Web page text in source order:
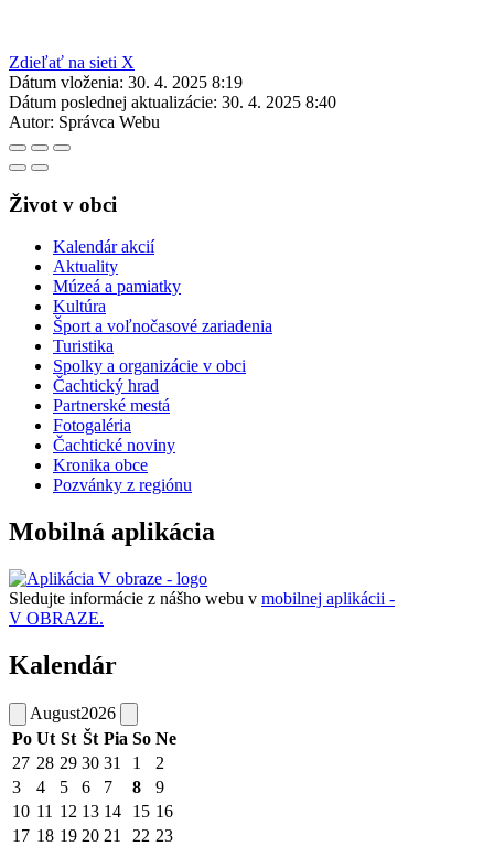
Zdieľať na sieti X
Dátum vloženia: 30. 4. 2025 8:19
Dátum poslednej aktualizácie: 30. 4. 2025 8:40
Autor: Správca Webu
Život v obci
Kalendár akcií
Aktuality
Múzeá a pamiatky
Kultúra
Šport a voľnočasové zariadenia
Turistika
Spolky a organizácie v obci
Čachtický hrad
Partnerské mestá
Fotogaléria
Čachtické noviny
Kronika obce
Pozvánky z regiónu
Mobilná aplikácia
Sledujte informácie z nášho webu v mobilnej aplikácii -
V OBRAZE.
Kalendár
August2026
Po Ut St Št Pia So Ne
27 28 29 30 31 1
2
3
4 5 6 7 8
9
10 11 12 13 14 15 16
17 18 19 20 21 22 23